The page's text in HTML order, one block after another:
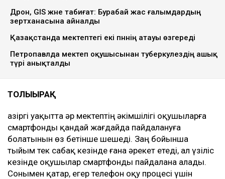
Дрон, GIS және табиғат: Бурабай жас ғалымдардың
зертханасына айналды
Қазақстанда мектептегі екі пәннің атауы өзгереді
Петропавлда мектеп оқушысынан туберкулездің ашық
түрі анықталды
ТОЛЫҒЫРАҚ
Қазіргі уақытта әр мектептің әкімшілігі оқушыларға
смартфонды қандай жағдайда пайдалануға
болатынын өз бетінше шешеді. Заң бойынша
тыйым тек сабақ кезінде ғана әрекет етеді, ал үзіліс
кезінде оқушылар смартфонды пайдалана алады.
Сонымен қатар, егер телефон оқу процесі үшін